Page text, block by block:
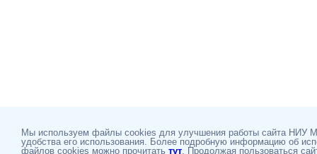
Мы используем файлы cookies для улучшения работы сайта НИУ
удобства его использования. Более подробную информацию об
файлов cookies можно прочитать тут. Продолжая пользоваться